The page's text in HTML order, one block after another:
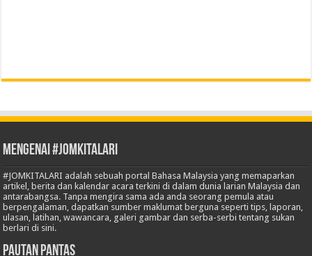
Mengenai #JOMKITALARI
#JOMKITALARI adalah sebuah portal Bahasa Malaysia yang memaparkan
artikel, berita dan kalendar acara terkini di dalam dunia larian Malaysia dan
antarabangsa. Tanpa mengira sama ada anda seorang pemula atau
berpengalaman, dapatkan sumber maklumat berguna seperti tips, laporan,
ulasan, latihan, wawancara, galeri gambar dan serba-serbi tentang sukan
berlari di sini.
Pautan Pantas